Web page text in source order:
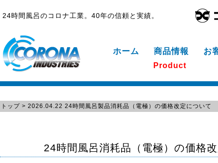
24時間風呂のコロナ工業。40年の信頼と実績。
ホーム 商品情報 お
Product
トップ > 2026.04.22 24時間風呂製品消耗品（電極）の価格改定について
24時間風呂消耗品（電極）の価格